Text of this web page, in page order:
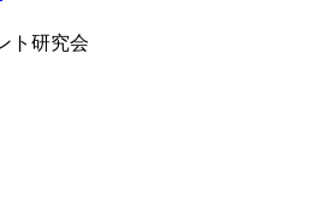
ト研究会